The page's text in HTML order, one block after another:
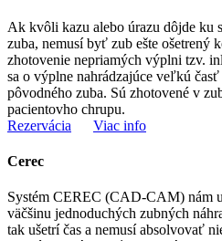
Ak kvôli kazu alebo úrazu dôjde ku
zuba, nemusí byť zub ešte ošetrený
zhotovenie nepriamých výplni tzv.
sa o výplne nahrádzajúce veľkú
pôvodného zuba. Sú zhotovené v
pacientovho chrupu.
Rezervácia
Viac info
Cerec
Systém CEREC (CAD-CAM) nám
väčšinu jednoduchých zubných
tak ušetrí čas a nemusí absolvovať